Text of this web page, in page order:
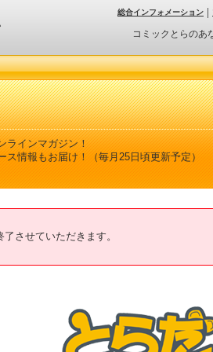
コミックとらのあ
総合インフォメーション
ラインマガジン！
情報もお届け！（毎月25日頃更新予定）
させていただきます。